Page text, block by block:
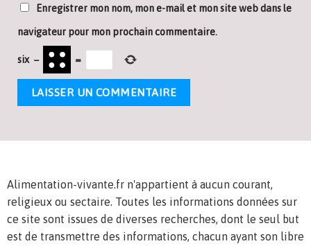
Enregistrer mon nom, mon e-mail et mon site web dans le
navigateur pour mon prochain commentaire.
six − =
Alimentation-vivante.fr n'appartient à aucun courant,
religieux ou sectaire. Toutes les informations données sur
ce site sont issues de diverses recherches, dont le seul but
est de transmettre des informations, chacun ayant son libre